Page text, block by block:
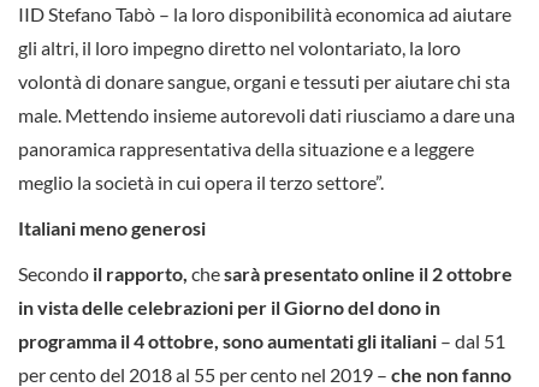
IID Stefano Tabò – la loro disponibilità economica ad aiutare
gli altri, il loro impegno diretto nel volontariato, la loro
volontà di donare sangue, organi e tessuti per aiutare chi sta
male. Mettendo insieme autorevoli dati riusciamo a dare una
panoramica rappresentativa della situazione e a leggere
meglio la società in cui opera il terzo settore”.
Italiani meno generosi
Secondo il rapporto, chesarà presentato online il 2 ottobre
in vista delle celebrazioni per il Giorno del dono in
programma il 4 ottobre, sono aumentati gli italiani – dal 51
per cento del 2018 al 55 per cento nel 2019 – che non fanno